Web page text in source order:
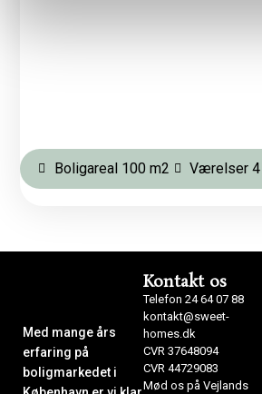
Boligareal 100 m2 Værelser 4
Med mange års
erfaring på
boligmarkedet i
Kontakt os
Telefon 24 64 07 88
kontakt@sweet-
homes.dk
CVR 37648094
CVR 44729083
Mød os på Vejlands